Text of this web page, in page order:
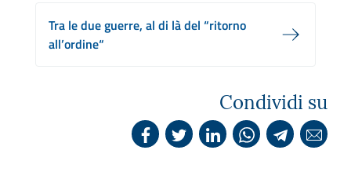
Tra le due guerre, al di là del “ritorno
all’ordine“
Condividi su